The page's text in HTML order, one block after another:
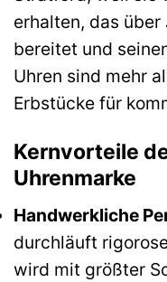
erhalten, das
bereitet und
Uhren sind mehr
Erbstücke für
Kernvorteile
Uhrenmarke
Handwerkliche
durchläuft
wird mit größter